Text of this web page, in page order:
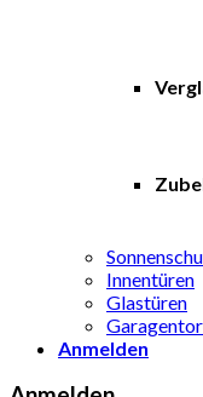
Innentüren
Glastüren
Anmelden